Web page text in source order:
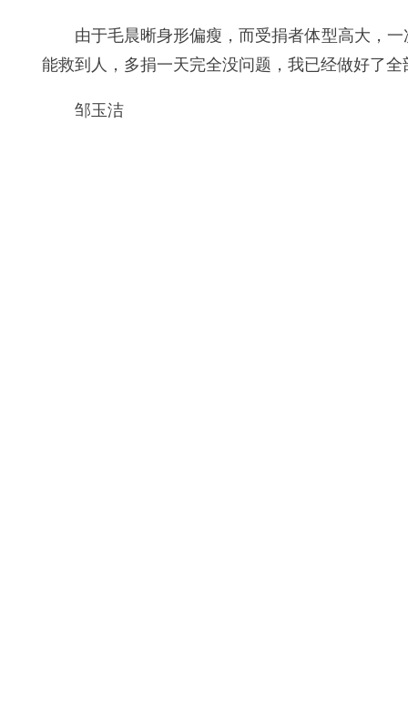
由于毛晨晰身形偏瘦，而受捐者体型高大，
能救到人，多捐一天完全没问题，我已经做好了
邹玉洁